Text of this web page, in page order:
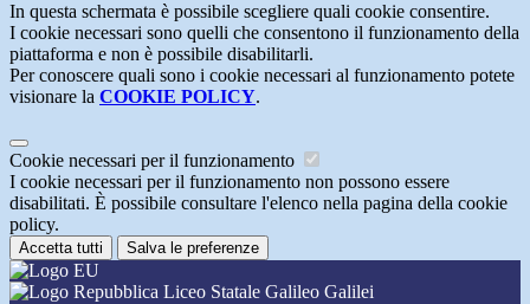
In questa schermata è possibile scegliere quali cookie consentire.
I cookie necessari sono quelli che consentono il funzionamento della
piattaforma e non è possibile disabilitarli.
Per conoscere quali sono i cookie necessari al funzionamento potete
visionare la COOKIE POLICY.
Cookie necessari per il funzionamento
I cookie necessari per il funzionamento non possono essere
disabilitati. È possibile consultare l'elenco nella pagina della cookie
policy.
Accetta tutti Salva le preferenze
Liceo Statale Galileo Galilei